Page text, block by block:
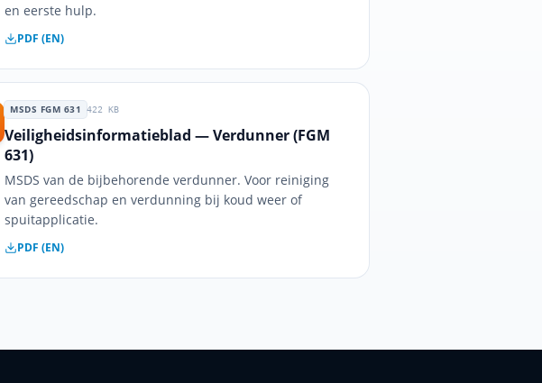
en eerste hulp.
PDF (EN)
MSDS FGM 631 422 KB
Veiligheidsinformatieblad — Verdunner (FGM
631)
MSDS van de bijbehorende verdunner. Voor reiniging
van gereedschap en verdunning bij koud weer of
spuitapplicatie.
PDF (EN)